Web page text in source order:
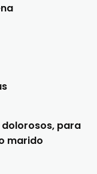
para
marido